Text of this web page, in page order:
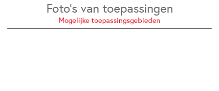
Foto’s van toepassingen
Mogelijke toepassingsgebieden